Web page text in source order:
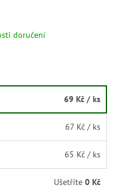
doručení
69 Kč / ks
67 Kč / ks
65 Kč / ks
Ušetříte 0 Kč